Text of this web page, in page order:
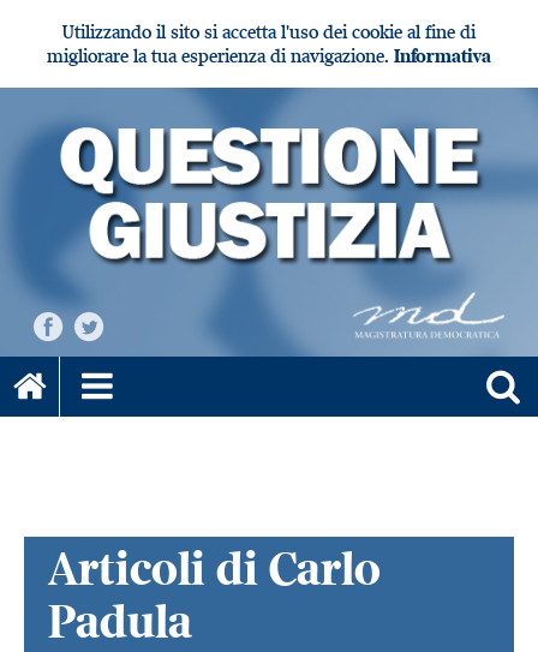
Utilizzando il sito si accetta l'uso dei cookie al fine di
migliorare la tua esperienza di navigazione. Informativa
Articoli di Carlo
Padula